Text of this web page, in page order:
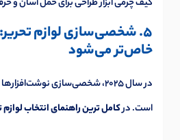
5. شخصی‌سازی لوازم
خاص‌تر می‌شود
در سال 2025، شخصی‌سازی
است. درکامل ترین راهنمای انتخاب لوازم